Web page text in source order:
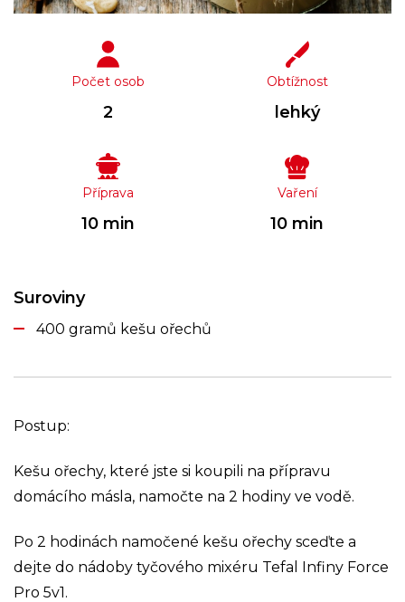
Počet osob
2
Obtížnost
lehký
Příprava
10 min
Vaření
10 min
Suroviny
400 gramů kešu ořechů
Postup:
Kešu ořechy, které jste si koupili na přípravu
domácího másla, namočte na 2 hodiny ve vodě.
Po 2 hodinách namočené kešu ořechy sceďte a
dejte do nádoby tyčového mixéru Tefal Infiny Force
Pro 5v1.